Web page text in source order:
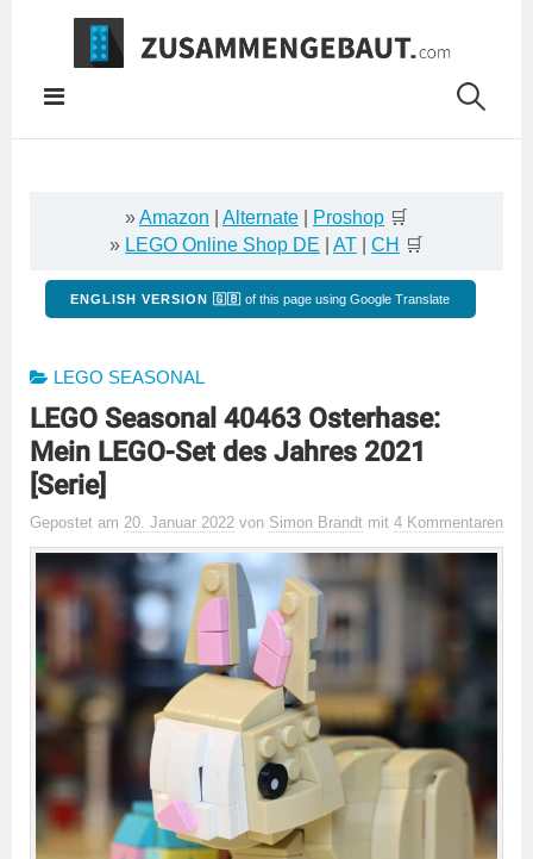
Springe
Inhalt
»Amazon Alternate Proshop 🛒
» LEGO Online Shop DE AT CH 🛒
ENGLISH VERSION 🇬🇧 of this page using Google Translate
LEGO SEASONAL
LEGO Seasonal 40463 Osterhase:
Mein LEGO-Set des Jahres 2021
[Serie]
Gepostet am 20. Januar 2022 von Simon Brandt mit 4 Kommentaren